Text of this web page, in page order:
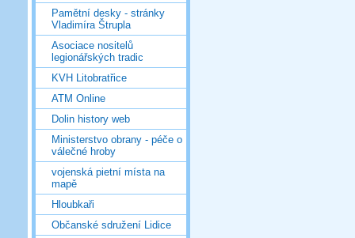
Pamětní desky - stránky
Vladimíra Štrupla
Asociace nositelů
legionářských tradic
KVH Litobratřice
ATM Online
Dolin history web
Ministerstvo obrany - péče o
válečné hroby
vojenská pietní místa na
mapě
Hloubkaři
Občanské sdružení Lidice